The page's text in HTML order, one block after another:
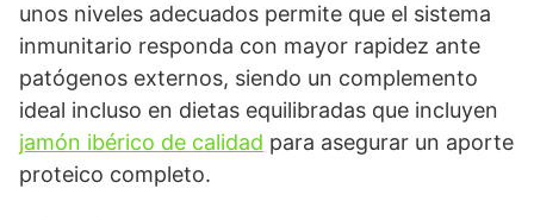
unos niveles adecuados permite que el sistema
inmunitario responda con mayor rapidez ante
patógenos externos, siendo un complemento
ideal incluso en dietas equilibradas que incluyen
jamón ibérico de calidad para asegurar un aporte
proteico completo.